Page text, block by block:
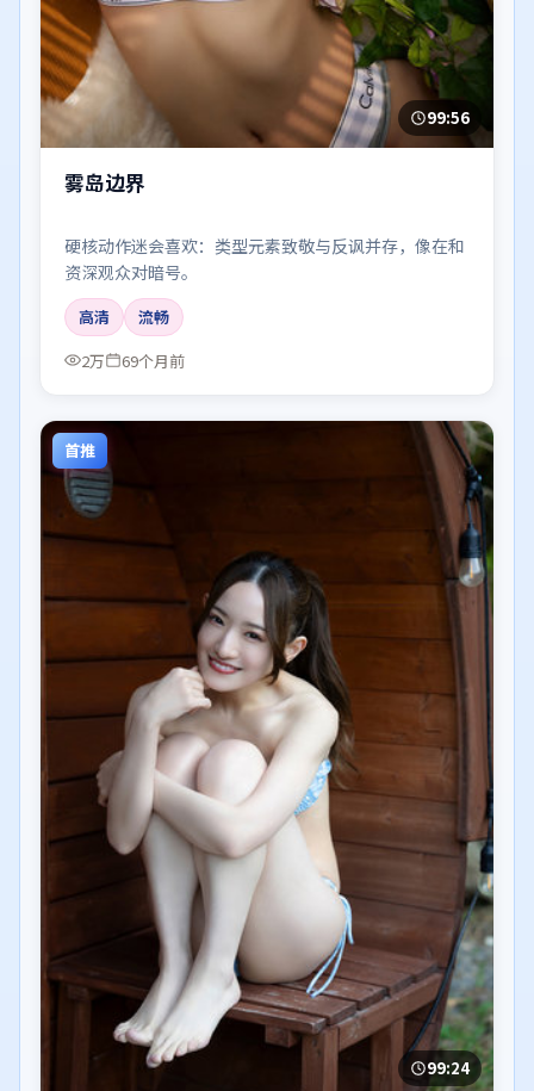
99:56
雾岛边界
硬核动作迷会喜欢：类型元素致敬与反讽并存，像在和
资深观众对暗号。
高清
流畅
2万
69个月前
首推
99:24